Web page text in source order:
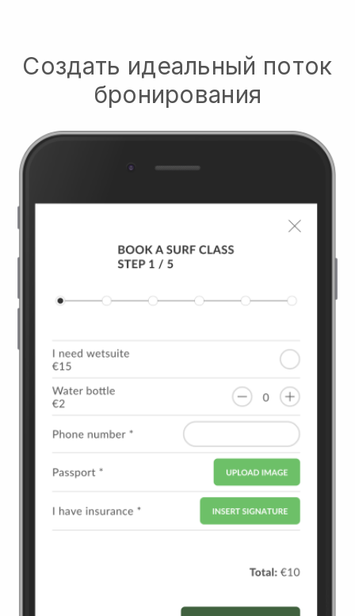
Создать идеальный поток
бронирования